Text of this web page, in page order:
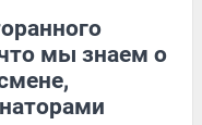
мы знаем о